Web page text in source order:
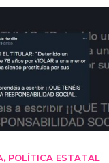
, POLÍTICA ESTATAL